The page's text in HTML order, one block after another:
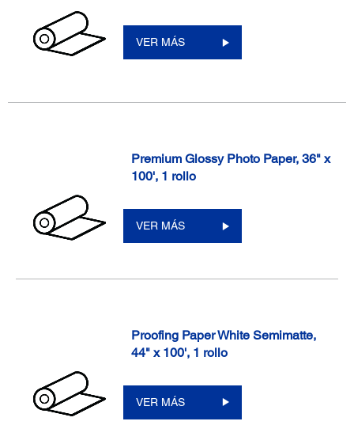
VER MÁS
Premium Glossy Photo Paper, 36" x
100', 1 rollo
VER MÁS
Proofing Paper White Semimatte,
44" x 100', 1 rollo
VER MÁS